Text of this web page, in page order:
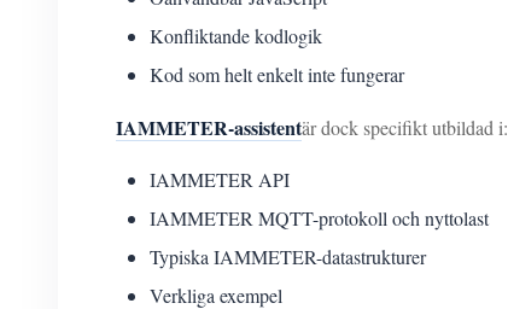
Konfliktande kodlogik
Kod som helt enkelt inte fungerar
IAMMETER-assistentär dock specifikt utbildad i:
IAMMETER API
IAMMETER MQTT-protokoll och nyttolast
Typiska IAMMETER-datastrukturer
Verkliga exempel